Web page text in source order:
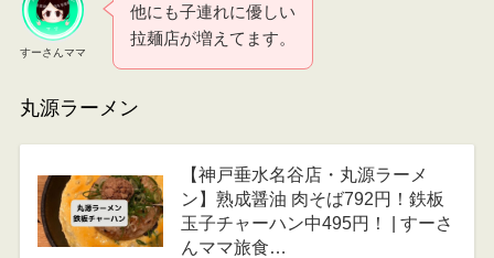
すーさんママ
他にも子連れに優しい
拉麺店が増えてます。
丸源ラーメン
【神戸垂水名谷店・丸源ラーメ
ン】熟成醤油 肉そば792円！鉄板
玉子チャーハン中495円！ | すーさ
んママ旅食…